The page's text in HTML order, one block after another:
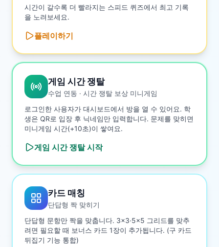
시간이 갈수록 더 빨라지는 스피드 퀴즈에서 최고 기록
을 노려보세요.
플레이하기
게임 시간 쟁탈
수업 연동 · 시간 쟁탈 보상 미니게임
로그인한 사용자가 대시보드에서 방을 열 수 있어요. 학
생은 QR로 입장 후 닉네임만 입력합니다. 문제를 맞히면
미니게임 시간(+10초)이 쌓여요.
게임 시간 쟁탈시작
카드 매칭
단답형 짝 맞히기
단답형 문항만 짝을 맞춥니다. 3×3·5×5 그리드를 맞추
려면 필요할 때 보너스 카드 1장이 추가됩니다. (구 카드
뒤집기 기능 통합)